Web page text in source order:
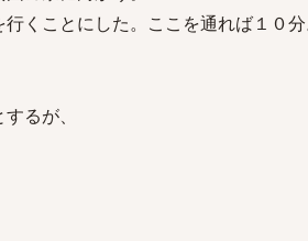
くことにした。ここを通れば１０分
るが、